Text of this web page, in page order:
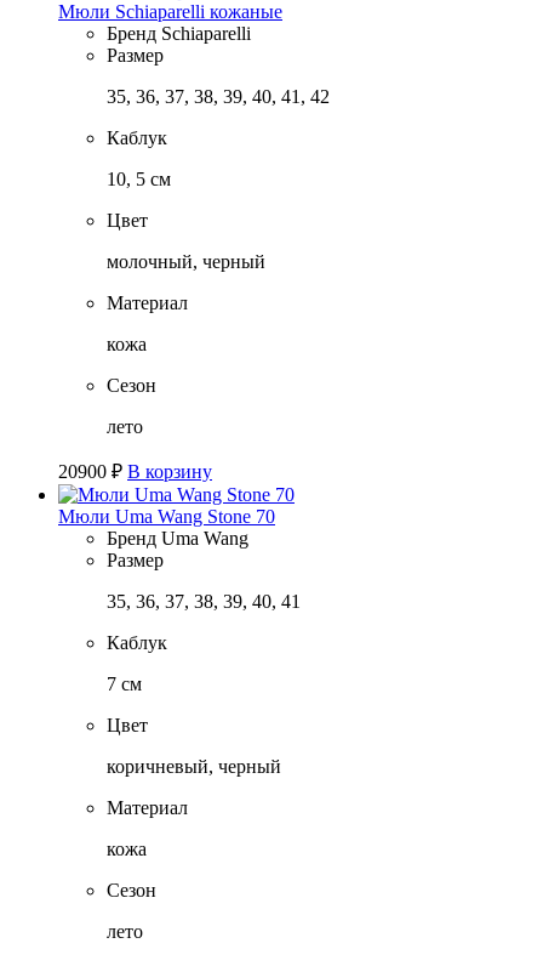
Мюли Schiaparelli кожаные
Бренд Schiaparelli
Размер
35, 36, 37, 38, 39, 40, 41, 42
Каблук
10, 5 см
Цвет
молочный, черный
Материал
кожа
Сезон
лето
20900 ₽ В корзину
Мюли Uma Wang Stone 70
Бренд Uma Wang
Размер
35, 36, 37, 38, 39, 40, 41
Каблук
7 см
Цвет
коричневый, черный
Материал
кожа
Сезон
лето